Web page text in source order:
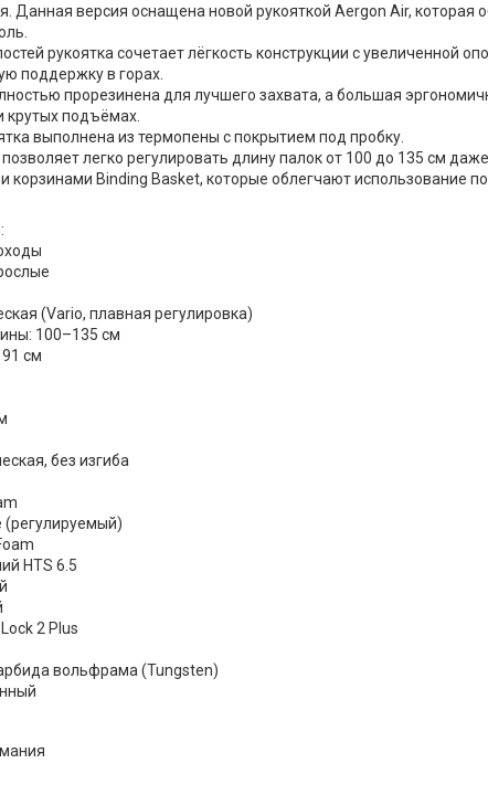
Данная версия оснащена новой рукояткой Aergon Air, которая
рукоятка сочетает лёгкость конструкции с увеличенной
поддержку в горах.
прорезинена для лучшего захвата, а большая
крутых подъёмах.
выполнена из термопены с покрытием под пробку.
легко регулировать длину палок от 100 до 135 см
Binding Basket, которые облегчают использование
(Vario, плавная регулировка)
100–135 см
см
без изгиба
(регулируемый)
HTS 6.5
2 Plus
вольфрама (Tungsten)